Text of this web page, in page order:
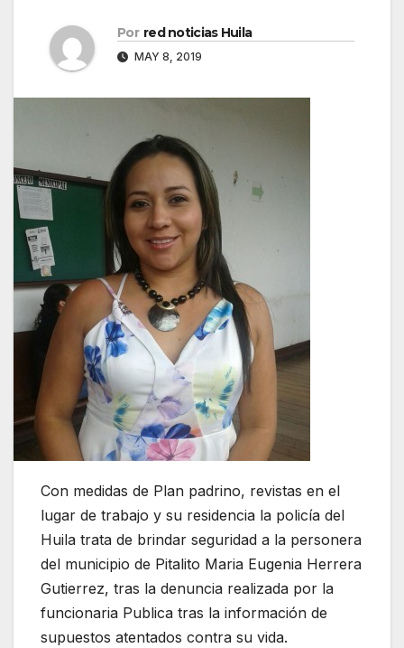
Por red noticias Huila
MAY 8, 2019
Con medidas de Plan padrino, revistas en el
lugar de trabajo y su residencia la policía del
Huila trata de brindar seguridad a la personera
del municipio de Pitalito Maria Eugenia Herrera
Gutierrez, tras la denuncia realizada por la
funcionaria Publica tras la información de
supuestos atentados contra su vida.